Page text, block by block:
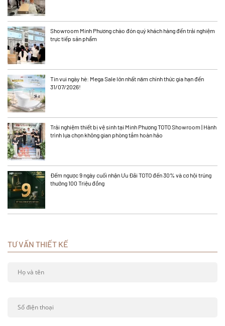
Showroom Minh Phương chào đón quý khách hàng đến trải nghiệm
trực tiếp sản phẩm
Tin vui ngày hè: Mega Sale lớn nhất năm chính thức gia hạn đến
31/07/2026!
Trải nghiệm thiết bị vệ sinh tại Minh Phương TOTO Showroom | Hành
trình lựa chọn không gian phòng tắm hoàn hảo
Đếm ngược 9 ngày cuối nhận Ưu Đãi TOTO đến 30% và cơ hội trúng
thưởng 100 Triệu đồng
TƯ VẤN THIẾT KẾ